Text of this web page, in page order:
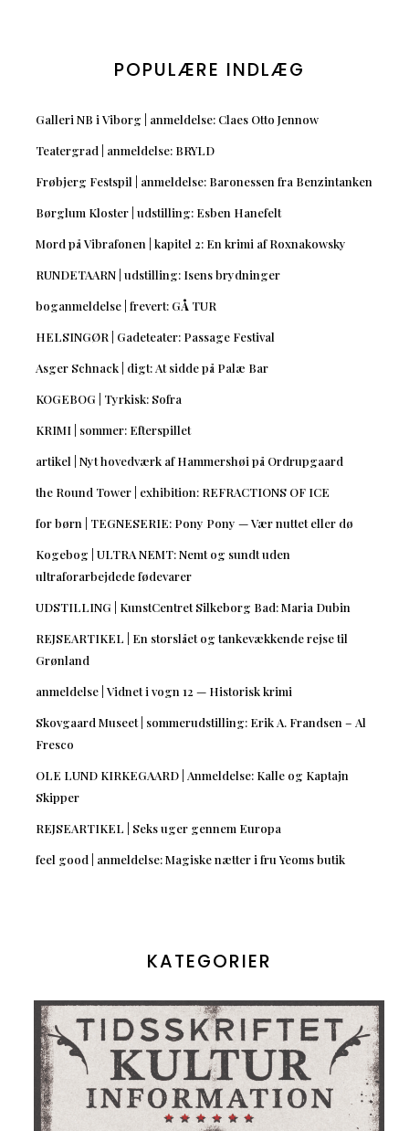
POPULÆRE INDLÆG
Galleri NB i Viborg | anmeldelse: Claes Otto Jennow
Teatergrad | anmeldelse: BRYLD
Frøbjerg Festspil | anmeldelse: Baronessen fra Benzintanken
Børglum Kloster | udstilling: Esben Hanefelt
Mord på Vibrafonen | kapitel 2: En krimi af Roxnakowsky
RUNDETAARN | udstilling: Isens brydninger
boganmeldelse | frevert: GÅ TUR
HELSINGØR | Gadeteater: Passage Festival
Asger Schnack | digt: At sidde på Palæ Bar
KOGEBOG | Tyrkisk: Sofra
KRIMI | sommer: Efterspillet
artikel | Nyt hovedværk af Hammershøi på Ordrupgaard
the Round Tower | exhibition: REFRACTIONS OF ICE
for børn | TEGNESERIE: Pony Pony — Vær nuttet eller dø
Kogebog | ULTRA NEMT: Nemt og sundt uden
ultraforarbejdede fødevarer
UDSTILLING | KunstCentret Silkeborg Bad: Maria Dubin
REJSEARTIKEL | En storslået og tankevækkende rejse til
Grønland
anmeldelse | Vidnet i vogn 12 — Historisk krimi
Skovgaard Museet | sommerudstilling: Erik A. Frandsen – Al
Fresco
OLE LUND KIRKEGAARD | Anmeldelse: Kalle og Kaptajn
Skipper
REJSEARTIKEL | Seks uger gennem Europa
feel good | anmeldelse: Magiske nætter i fru Yeoms butik
KATEGORIER